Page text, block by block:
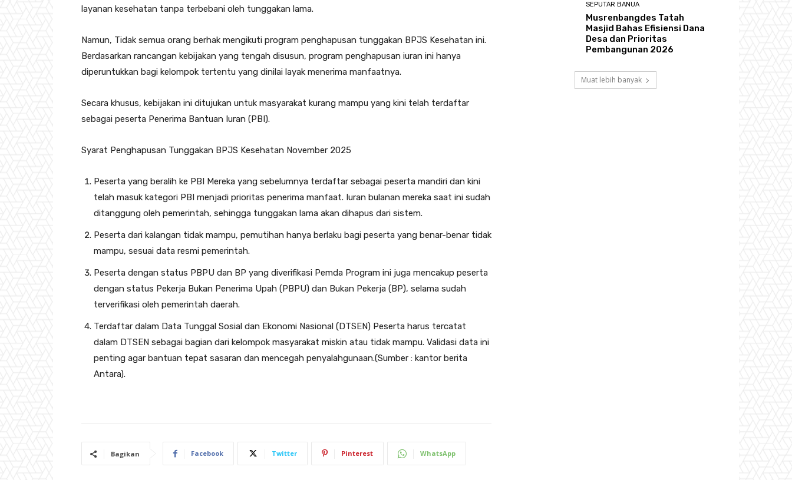
layanan kesehatan tanpa terbebani oleh tunggakan lama.
Namun, Tidak semua orang berhak mengikuti program penghapusan tunggakan BPJS Kesehatan ini.
Berdasarkan rancangan kebijakan yang tengah disusun, program penghapusan iuran ini hanya
diperuntukkan bagi kelompok tertentu yang dinilai layak menerima manfaatnya.
Secara khusus, kebijakan ini ditujukan untuk masyarakat kurang mampu yang kini telah terdaftar
sebagai peserta Penerima Bantuan Iuran (PBI).
Syarat Penghapusan Tunggakan BPJS Kesehatan November 2025
Peserta yang beralih ke PBI Mereka yang sebelumnya terdaftar sebagai peserta mandiri dan kini
telah masuk kategori PBI menjadi prioritas penerima manfaat. Iuran bulanan mereka saat ini sudah
ditanggung oleh pemerintah, sehingga tunggakan lama akan dihapus dari sistem.
Peserta dari kalangan tidak mampu, pemutihan hanya berlaku bagi peserta yang benar-benar tidak
mampu, sesuai data resmi pemerintah.
Peserta dengan status PBPU dan BP yang diverifikasi Pemda Program ini juga mencakup peserta
dengan status Pekerja Bukan Penerima Upah (PBPU) dan Bukan Pekerja (BP), selama sudah
terverifikasi oleh pemerintah daerah.
Terdaftar dalam Data Tunggal Sosial dan Ekonomi Nasional (DTSEN) Peserta harus tercatat
dalam DTSEN sebagai bagian dari kelompok masyarakat miskin atau tidak mampu. Validasi data ini
penting agar bantuan tepat sasaran dan mencegah penyalahgunaan.(Sumber : kantor berita
Antara).
Bagikan Facebook Twitter Pinterest WhatsApp
SEPUTAR BANUA
Musrenbangdes Tatah
Masjid Bahas Efisiensi Dana
Desa dan Prioritas
Pembangunan 2026
Muat lebih banyak